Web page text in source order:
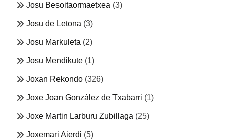
Josu Besoitaormaetxea (3)
Josu de Letona (3)
Josu Markuleta (2)
Josu Mendikute (1)
Joxan Rekondo (326)
Joxe Joan González de Txabarri (1)
Joxe Martin Larburu Zubillaga (25)
Joxemari Aierdi (5)